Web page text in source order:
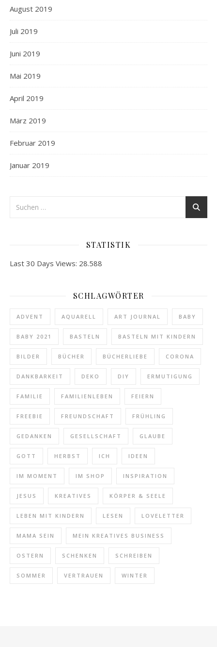
August 2019
Juli 2019
Juni 2019
Mai 2019
April 2019
März 2019
Februar 2019
Januar 2019
STATISTIK
Last 30 Days Views: 28.588
SCHLAGWÖRTER
ADVENT AQUARELL ART JOURNAL BABY
BABY 2021 BASTELN BASTELN MIT KINDERN
BILDER BÜCHER BÜCHERLIEBE CORONA
DANKBARKEIT DEKO DIY ERMUTIGUNG
FAMILIE FAMILIENLEBEN FEIERN
FREEBIE FREUNDSCHAFT FRÜHLING
GEDANKEN GESELLSCHAFT GLAUBE
GOTT HERBST ICH IDEEN
IM MOMENT IM SHOP INSPIRATION
JESUS KREATIVES KÖRPER & SEELE
LEBEN MIT KINDERN LESEN LOVELETTER
MAMA SEIN MEIN KREATIVES BUSINESS
OSTERN SCHENKEN SCHREIBEN
SOMMER VERTRAUEN WINTER